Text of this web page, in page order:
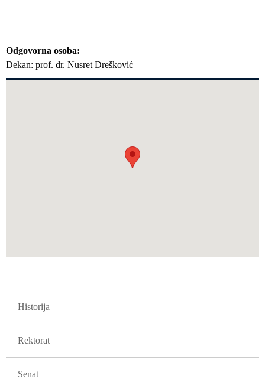
Odgovorna osoba
Dekan: prof. dr. Nusret Drešković
Historija
Rektorat
Senat